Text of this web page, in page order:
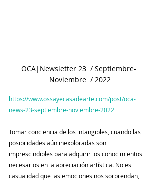
OCA|Newsletter 23  / Septiembre-
Noviembre  / 2022
https://www.ossayecasadearte.com/post/oca-
news-23-septiembre-noviembre-2022
Tomar conciencia de los intangibles, cuando las
posibilidades aún inexploradas son
imprescindibles para adquirir los conocimientos
necesarios en la apreciación artística. No es
casualidad que las emociones nos sorprendan,